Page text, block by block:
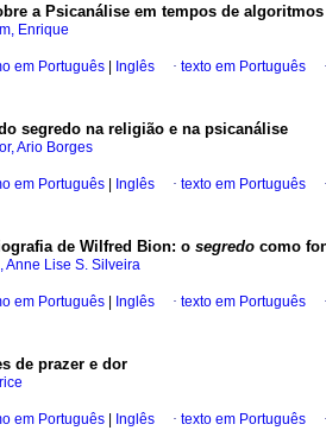
a Psicanálise em tempos de algoritmos
Enrique
em Português Inglês · texto em Português
segredo na religião e na psicanálise
Ario Borges
em Português Inglês · texto em Português
de Wilfred Bion: o segredo como
Anne Lise S. Silveira
em Português Inglês · texto em Português
de prazer e dor
em Português Inglês · texto em Português